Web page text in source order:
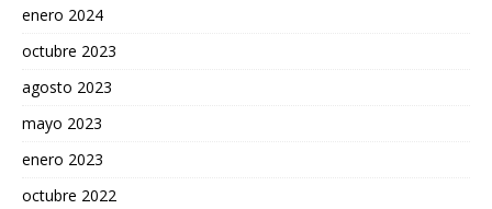
enero 2024
octubre 2023
agosto 2023
mayo 2023
enero 2023
octubre 2022